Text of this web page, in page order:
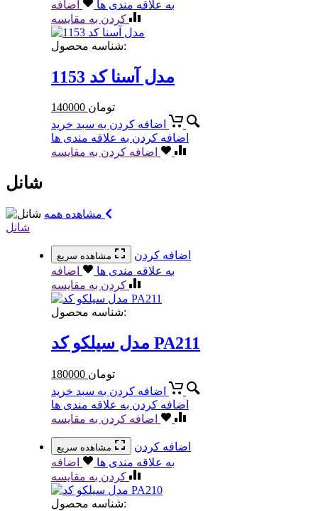
به علاقه مندی ها
اضافه
کردن به مقایسه
شناسه محصول:
مدل آسنا کد 1153
140000 تومان
اضافه کردن به سبد خرید
اضافه کردن به علاقه مندی ها
اضافه کردن به مقایسه
شانل
شانل
مشاهده سریع
اضافه کردن
به علاقه مندی ها
اضافه
کردن به مقایسه
شناسه محصول:
مدل سیلکو کد PA211
180000 تومان
اضافه کردن به سبد خرید
اضافه کردن به علاقه مندی ها
اضافه کردن به مقایسه
مشاهده سریع
اضافه کردن
به علاقه مندی ها
اضافه
کردن به مقایسه
شناسه محصول: